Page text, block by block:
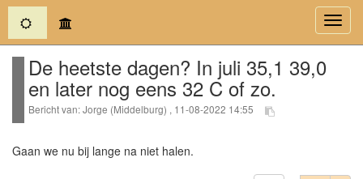
(current)
De heetste dagen? In juli 35,1 39,0
en later nog eens 32 C of zo.
Bericht van: Jorge (Middelburg) , 11-08-2022 14:55
Gaan we nu bij lange na niet halen.